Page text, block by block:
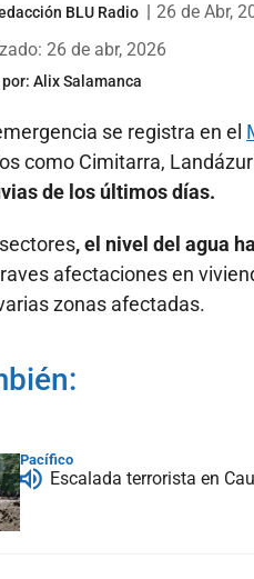
BLU Radio
26 de Abr,
26 de abr, 2026
Alix Salamanca
se registra en el
como Cimitarra,
de los últimos días.
, el nivel del agua
afectaciones en
zonas afectadas.
Pacífico
Escalada terrorista en